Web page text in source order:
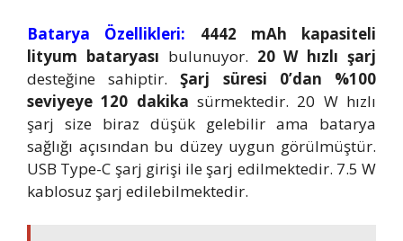
Batarya Özellikleri:
4442 mAh kapasiteli
lityum bataryası bulunuyor. 20 W hızlı şarj
desteğine sahiptir. Şarj süresi 0’dan %100
seviyeye 120 dakika sürmektedir. 20 W hızlı
şarj size biraz düşük gelebilir ama batarya
sağlığı açısından bu düzey uygun görülmüştür.
USB Type-C şarj girişi ile şarj edilmektedir. 7.5 W
kablosuz şarj edilebilmektedir.